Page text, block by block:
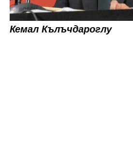
Кемал Кълъчдароглу